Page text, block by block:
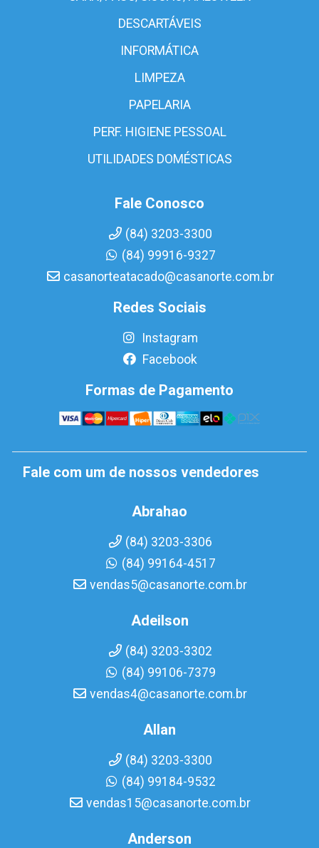
DESCARTÁVEIS
INFORMÁTICA
LIMPEZA
PAPELARIA
PERF. HIGIENE PESSOAL
UTILIDADES DOMÉSTICAS
Fale Conosco
(84) 3203-3300
(84) 99916-9327
casanorteatacado@casanorte.com.br
Redes Sociais
Instagram
Facebook
Formas de Pagamento
Fale com um de nossos vendedores
Abrahao
(84) 3203-3306
(84) 99164-4517
vendas5@casanorte.com.br
Adeilson
(84) 3203-3302
(84) 99106-7379
vendas4@casanorte.com.br
Allan
(84) 3203-3300
(84) 99184-9532
vendas15@casanorte.com.br
Anderson